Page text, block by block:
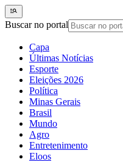
Buscar no portal
Capa
Últimas Notícias
Esporte
Eleições 2026
Política
Minas Gerais
Brasil
Mundo
Agro
Entretenimento
Eloos